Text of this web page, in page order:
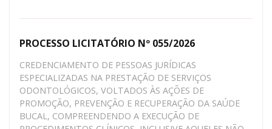
PROCESSO LICITATÓRIO Nº 055/2026
CREDENCIAMENTO DE PESSOAS JURÍDICAS
ESPECIALIZADAS NA PRESTAÇÃO DE SERVIÇOS
ODONTOLÓGICOS, VOLTADOS ÀS AÇÕES DE
PROMOÇÃO, PREVENÇÃO E RECUPERAÇÃO DA SAÚDE
BUCAL, COMPREENDENDO A EXECUÇÃO DE